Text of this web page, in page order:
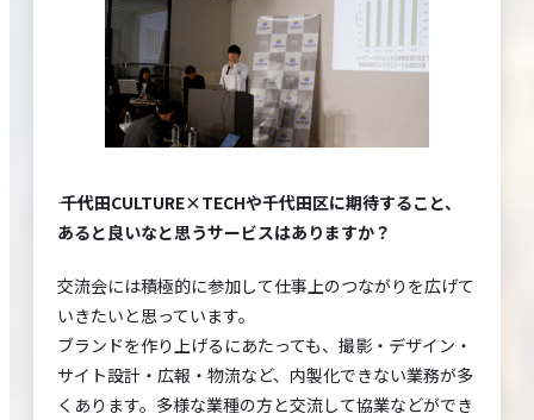
―― 千代田CULTURE×TECHや千代田区に期待すること、
あると良いなと思うサービスはありますか？
交流会には積極的に参加して仕事上のつながりを広げて
いきたいと思っています。
ブランドを作り上げるにあたっても、撮影・デザイン・
サイト設計・広報・物流など、内製化できない業務が多
くあります。多様な業種の方と交流して協業などができ